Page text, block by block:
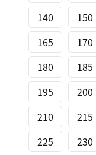
140
150
165
170
180
185
195
200
210
215
225
230